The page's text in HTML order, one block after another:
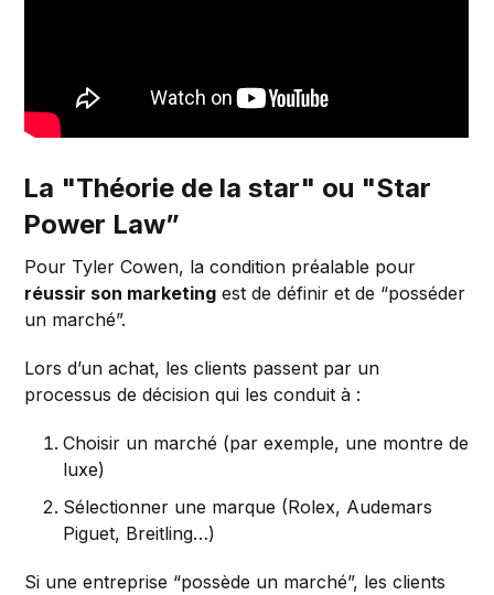
La "Théorie de la star" ou "Star
Power Law”
Pour Tyler Cowen, la condition préalable pour
réussir son marketing est de définir et de “posséder
un marché”.
Lors d’un achat, les clients passent par un
processus de décision qui les conduit à :
Choisir un marché (par exemple, une montre de
luxe)
Sélectionner une marque (Rolex, Audemars
Piguet, Breitling…)
Si une entreprise “possède un marché”, les clients